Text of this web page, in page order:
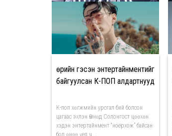
Өөрийн гэсэн энтертайнментийг
байгуулсан К-ПОП алдартнууд
К-поп хөгжмийн урсгал бий болсон
цагаас эхлэн Өмнөд Солонгост цөөхөн
хэдэн энтертайнмент “ноёрхож” байсан
бол өнөө үед ч...